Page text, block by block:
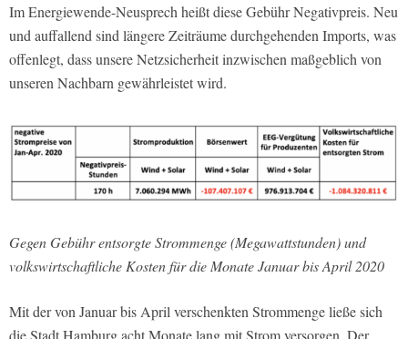
Im Energiewende-Neusprech heißt diese Gebühr Negativpreis. Neu
und auffallend sind längere Zeiträume durchgehenden Imports, was
offenlegt, dass unsere Netzsicherheit inzwischen maßgeblich von
unseren Nachbarn gewährleistet wird.
Gegen Gebühr entsorgte Strommenge (Megawattstunden) und
volkswirtschaftliche Kosten für die Monate Januar bis April 2020
Mit der von Januar bis April verschenkten Strommenge ließe sich
die Stadt Hamburg acht Monate lang mit Strom versorgen. Der